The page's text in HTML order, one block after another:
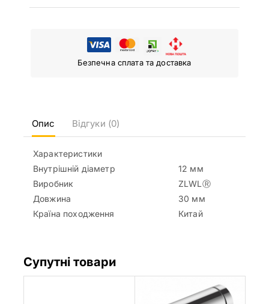
Безпечна сплата та доставка
Опис Відгуки (0)
Характеристики
Внутрішній діаметр
12 мм
Виробник
ZLWLⓇ
Довжина
30 мм
Країна походження
Китай
Супутні товари